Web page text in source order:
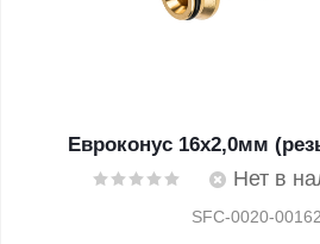
Евроконус 16х2,0мм
Нет в
SFC-0020-